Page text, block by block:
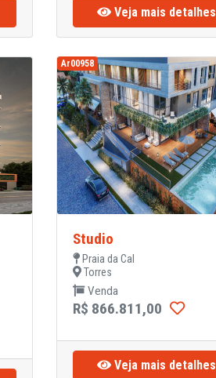
Veja mais detalhes
Ar00958
Studio
Praia da Cal
Torres
Venda
R$ 866.811,00
Veja mais detalhes